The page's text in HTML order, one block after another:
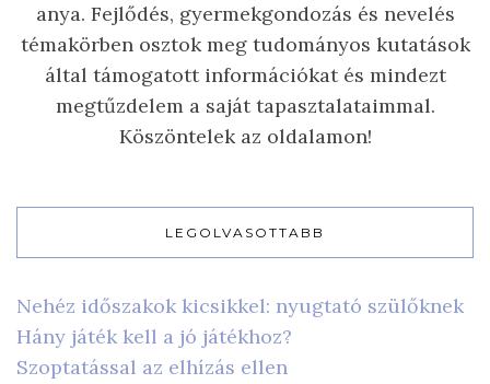
anya. Fejlődés, gyermekgondozás és nevelés
témakörben osztok meg tudományos kutatások
által támogatott információkat és mindezt
megtűzdelem a saját tapasztalataimmal.
Köszöntelek az oldalamon!
LEGOLVASOTTABB
Nehéz időszakok kicsikkel: nyugtató szülőknek
Hány játék kell a jó játékhoz?
Szoptatással az elhízás ellen